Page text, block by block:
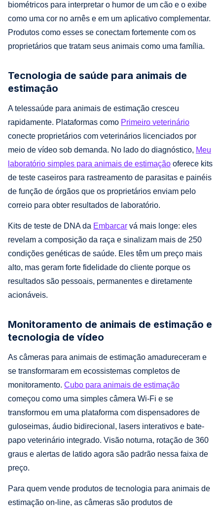
biométricos para interpretar o humor de um cão e o exibe
como uma cor no arnês e em um aplicativo complementar.
Produtos como esses se conectam fortemente com os
proprietários que tratam seus animais como uma família.
Tecnologia de saúde para animais de
estimação
A telessaúde para animais de estimação cresceu
rapidamente. Plataformas como Primeiro veterinário
conecte proprietários com veterinários licenciados por
meio de vídeo sob demanda. No lado do diagnóstico, Meu
laboratório simples para animais de estimação oferece kits
de teste caseiros para rastreamento de parasitas e painéis
de função de órgãos que os proprietários enviam pelo
correio para obter resultados de laboratório.
Kits de teste de DNA da Embarcar vá mais longe: eles
revelam a composição da raça e sinalizam mais de 250
condições genéticas de saúde. Eles têm um preço mais
alto, mas geram forte fidelidade do cliente porque os
resultados são pessoais, permanentes e diretamente
acionáveis.
Monitoramento de animais de estimação e
tecnologia de vídeo
As câmeras para animais de estimação amadureceram e
se transformaram em ecossistemas completos de
monitoramento. Cubo para animais de estimação
começou como uma simples câmera Wi-Fi e se
transformou em uma plataforma com dispensadores de
guloseimas, áudio bidirecional, lasers interativos e bate-
papo veterinário integrado. Visão noturna, rotação de 360
graus e alertas de latido agora são padrão nessa faixa de
preço.
Para quem vende produtos de tecnologia para animais de
estimação on-line, as câmeras são produtos de